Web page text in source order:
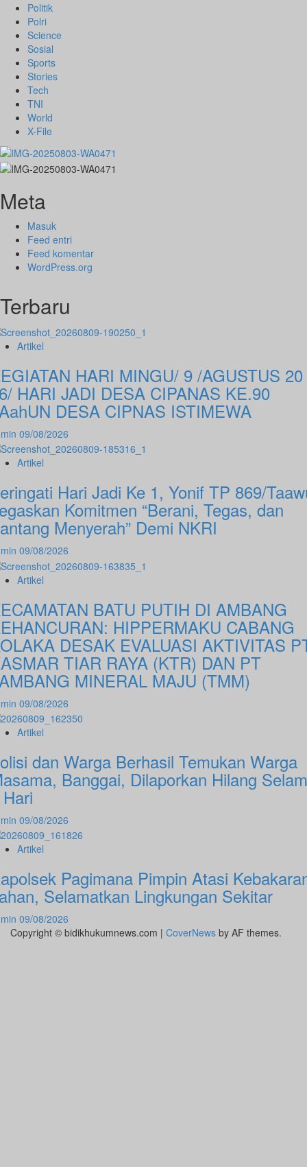
Politik
Polri
Science
Sosial
Sports
Stories
Tech
TNI
World
X-File
Meta
Masuk
Feed entri
Feed komentar
WordPress.org
Terbaru
Artikel
HARI MINGU/ 9 /AGUSTUS 20
HARI JADI DESA CIPANAS KE.90
DESA CIPNAS ISTIMEWA
09/08/2026
Artikel
Hari Jadi Ke 1, Yonif TP 869/
Komitmen “Berani, Tegas, dan
Menyerah” Demi NKRI
09/08/2026
Artikel
BATU PUTIH DI AMBANG
HIPPERMAKU CABANG
DESAK EVALUASI AKTIVITAS
TIAR RAYA (KTR) DAN PT
MINERAL MAJU (TMM)
09/08/2026
Artikel
dan Warga Berhasil Temukan Warga
Banggai, Dilaporkan Hilang
09/08/2026
Artikel
Pagimana Pimpin Atasi
Selamatkan Lingkungan Sekitar
09/08/2026
Copyright © bidikhukumnews.com | CoverNews by AF themes.